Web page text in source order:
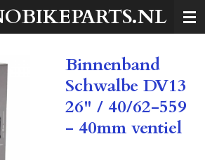
Binnenband
Schwalbe DV13
26" / 40/62-559
- 40mm ventiel